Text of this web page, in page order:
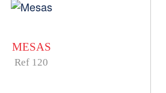
MESAS
Ref 120